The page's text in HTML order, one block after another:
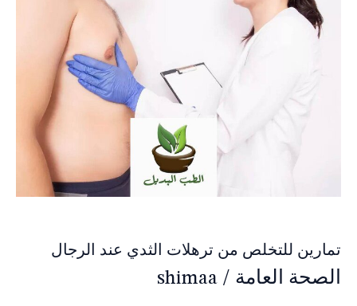
تمارين للتخلص من ترهلات الثدي عند الرجال
الصحة العامة /
shimaa